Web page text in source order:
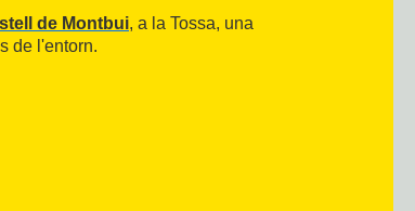
de Montbui, a la Tossa, una
de l'entorn.